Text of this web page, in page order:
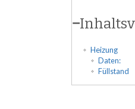
−
Heizung
Daten:
Füllstand